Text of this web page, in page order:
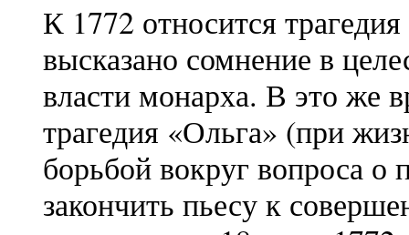
К 1772 относится
высказано сомнение в
власти монарха. В это же
трагедия «Ольга» (при
борьбой вокруг вопроса о
закончить пьесу к